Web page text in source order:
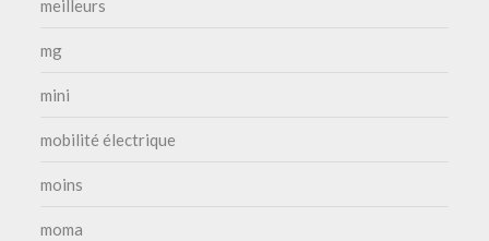
meilleurs
mg
mini
mobilité électrique
moins
moma